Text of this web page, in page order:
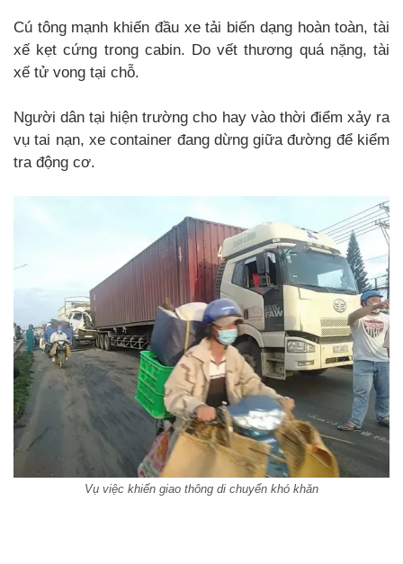
Cú tông mạnh khiến đầu xe tải biến dạng hoàn toàn, tài
xế kẹt cứng trong cabin. Do vết thương quá nặng, tài
xế tử vong tại chỗ.
Người dân tại hiện trường cho hay vào thời điểm xảy ra
vụ tai nạn, xe container đang dừng giữa đường để kiểm
tra động cơ.
Vụ việc khiến giao thông di chuyển khó khăn